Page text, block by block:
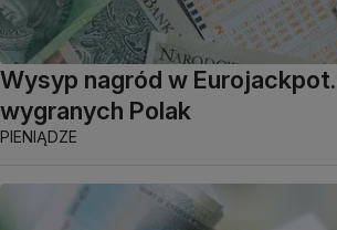
Wysyp nagród w
wygranych Polak
PIENIĄDZE